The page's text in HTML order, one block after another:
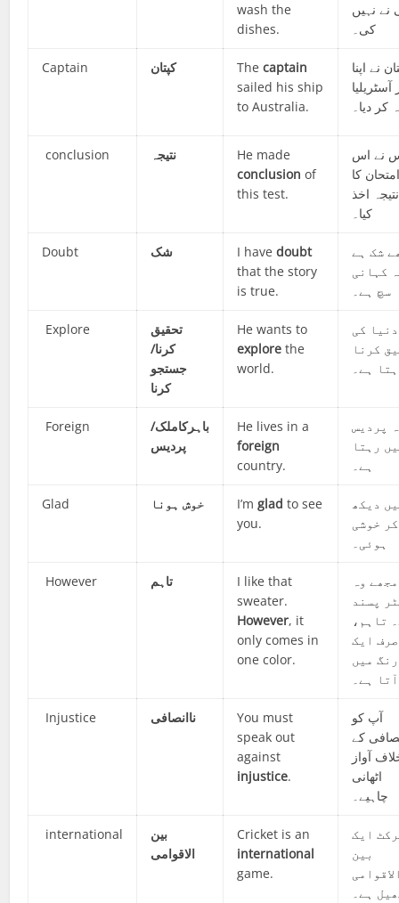
wash the
dishes.
نہیں
کی۔
Captain کپتان Thecaptain
sailed his ship
to Australia.
نے اپنا
کر دیا۔
conclusion نتیجہ
He made
conclusion of
this test.
نے اس
کا
نتیجہ اخذ
کیا۔
Doubt شک I havedoubt
that the story
is true.
شک ہے
کہانی
سچ ہے۔
Explore
تحقیق
کرنا/
جستجو
کرنا
He wants to
explore the
world.
کی
کرنا
ہے۔
Foreign
باہرکاملک/
پردیس
He lives in a
foreign
country.
پردیس
رہتا
ہے۔
Glad خوش ہونا I’mglad to see
you.
دیکھ
کر خوشی
ہوئی۔
However تاہم
I like that
sweater.
However, it
only comes in
one color.
مجھے وہ
پسند
تاہم،
ایک
رنگ میں
آتا ہے۔
Injustice ناانصافی
You must
speak out
against
injustice.
آپ کو
کے
آواز
اٹھانی
چاہیے۔
international
بین
الاقوامی
Cricket is an
international
game.
ایک
بین
ہے۔